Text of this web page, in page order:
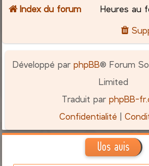
Index du forum Heures au
Développé parphpBB® Forum
Limited
Traduit parphpBB-
Confidentialité |
Vos avis